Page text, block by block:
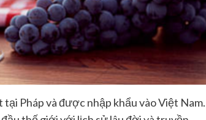
Pháp và được nhập khẩu vào Việt Nam.